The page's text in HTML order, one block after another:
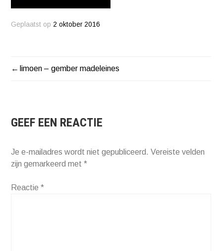
Geplaatst op 2 oktober 2016
BERICHT
limoen – gember madeleines
GEEF EEN REACTIE
Je e-mailadres wordt niet gepubliceerd. Vereiste velden
zijn gemarkeerd met*
Reactie*